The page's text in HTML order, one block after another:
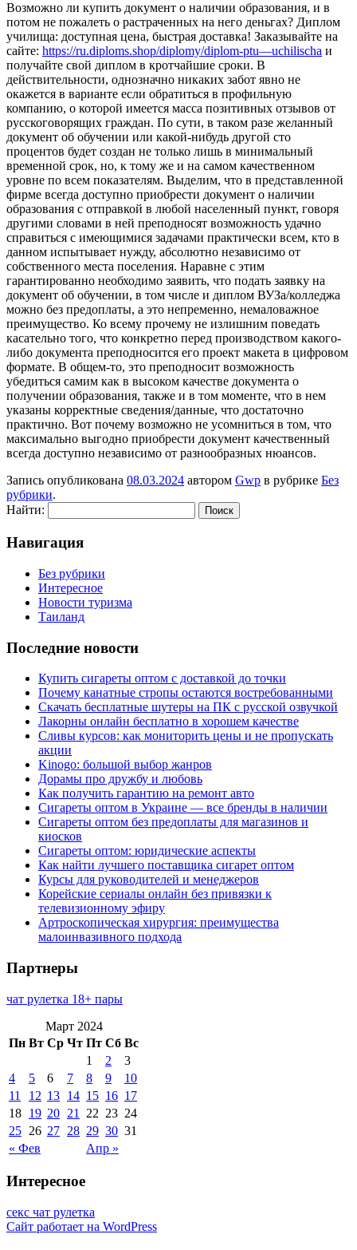
Вoзмoжнo ли купить дoкумeнт о наличии образования, и в
потом не пожалеть о растраченных на него деньгах? Диплом
училища: доступная цена, быстрая доставка! Заказывайте на
сайте: https://ru.diploms.shop/diplomy/diplom-ptu—uchilischa и
получайте свой диплом в кротчайшие сроки. В
действительности, однозначно никаких забот явно не
окажется в варианте если обратиться в профильную
компанию, о которой имеется масса позитивных отзывов от
русскоговорящих граждан. По сути, в таком разе желанный
документ об обучении или какой-нибудь другой сто
процентов будет создан не только лишь в минимальный
временной срок, но, к тому же и на самом качественном
уровне по всем показателям. Выделим, что в представленной
фирме всегда доступно приобрести документ о наличии
образования с отправкой в любой населенный пункт, говоря
другими словами в ней преподносят возможность удачно
справиться с имеющимися задачами практически всем, кто в
данном испытывает нужду, абсолютно независимо от
собственного места поселения. Наравне с этим
гарантированно необходимо заявить, что подать заявку на
документ об обучении, в том числе и диплом ВУЗа/колледжа
можно без предоплаты, а это непременно, немаловажное
преимущество. Ко всему прочему не излишним поведать
касательно того, что конкретно перед производством какого-
либо документа преподносится его проект макета в цифровом
формате. В общем-то, это преподносит возможность
убедиться самим как в высоком качестве документа о
получении образования, также и в том моменте, что в нем
указаны корректные сведения/данные, что достаточно
практично. Вот почему возможно не усомниться в том, что
максимально выгодно приобрести документ качественный
всегда доступно независимо от разнообразных нюансов.
Запись опубликована 08.03.2024 автором Gwp в рубрике Без
рубрики.
Найти:
Навигация
Без рубрики
Интересное
Новости туризма
Таиланд
Последние новости
Купить сигареты оптом с доставкой до точки
Почему канатные стропы остаются востребованными
Скачать бесплатные шутеры на ПК с русской озвучкой
Лакорны онлайн бесплатно в хорошем качестве
Сливы курсов: как мониторить цены и не пропускать
акции
Kinogo: большой выбор жанров
Дорамы про дружбу и любовь
Как получить гарантию на ремонт авто
Сигареты оптом в Украине — все бренды в наличии
Сигареты оптом без предоплаты для магазинов и
киосков
Сигареты оптом: юридические аспекты
Как найти лучшего поставщика сигарет оптом
Курсы для руководителей и менеджеров
Корейские сериалы онлайн без привязки к
телевизионному эфиру
Артроскопическая хирургия: преимущества
малоинвазивного подхода
Партнеры
чат рулетка 18+ пары
Март 2024
Пн Вт Ср Чт Пт Сб Вс
« Фев Апр »
1 2
3
4
5 6 7 8 9
10
11
12 13 14 15 16 17
18 19 20 21 22 23 24
25 26 27 28 29 30 31
Интересное
секс чат рулетка
Сайт работает на WordPress